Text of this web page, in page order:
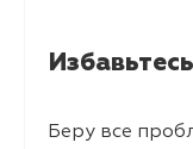
Беру все